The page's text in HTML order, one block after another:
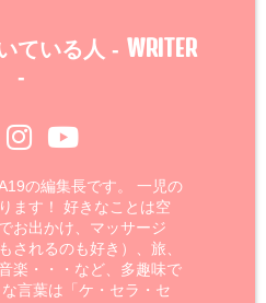
ている人 - WRITER
-
の編集長です。 一児の
ます！ 好きなことは空
お出かけ、マッサージ
されるのも好き）、旅、
楽・・・など、多趣味で
言葉は「ケ・セラ・セ